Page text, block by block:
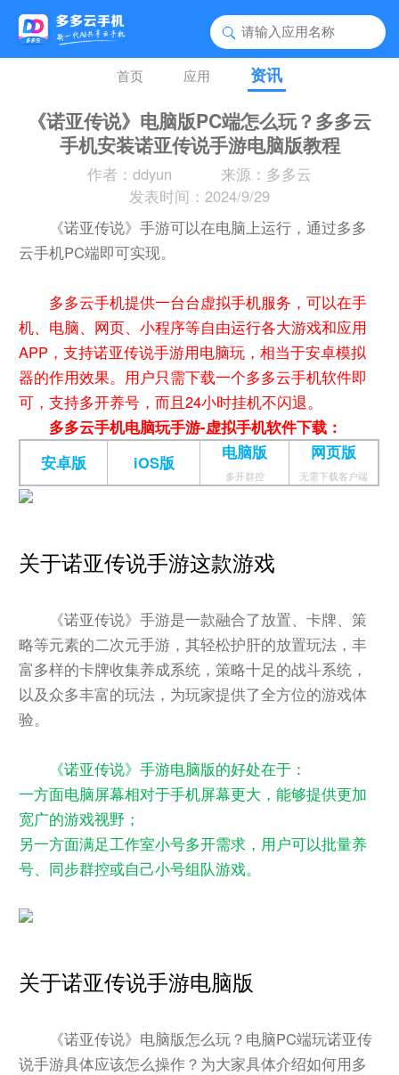
首页 应用 资讯
《诺亚传说》电脑版PC端怎么玩？多多云
手机安装诺亚传说手游电脑版教程
作者：ddyun
来源：多多云
发表时间：2024/9/29
《诺亚传说》手游可以在电脑上运行，通过多多
云手机PC端即可实现。
多多云手机提供一台台虚拟手机服务，可以在手
机、电脑、网页、小程序等自由运行各大游戏和应用
APP，支持诺亚传说手游用电脑玩，相当于安卓模拟
器的作用效果。用户只需下载一个多多云手机软件即
可，支持多开养号，而且24小时挂机不闪退。
多多云手机电脑玩手游-虚拟手机软件下载：
安卓版
iOS版 电脑版
多开群控
网页版
无需下载客户端
关于诺亚传说手游这款游戏
《诺亚传说》手游是一款融合了放置、卡牌、策
略等元素的二次元手游，其轻松护肝的放置玩法，丰
富多样的卡牌收集养成系统，策略十足的战斗系统，
以及众多丰富的玩法，为玩家提供了全方位的游戏体
验。
《诺亚传说》手游电脑版的好处在于：
一方面电脑屏幕相对于手机屏幕更大，能够提供更加
宽广的游戏视野；
另一方面满足工作室小号多开需求，用户可以批量养
号、同步群控或自己小号组队游戏。
关于诺亚传说手游电脑版
《诺亚传说》电脑版怎么玩？电脑PC端玩诺亚传
说手游具体应该怎么操作？为大家具体介绍如何用多